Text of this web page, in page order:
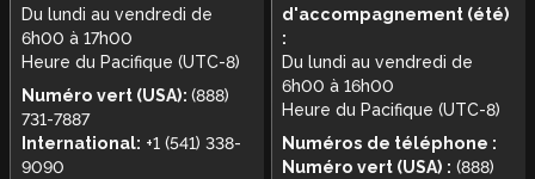
Du lundi au vendredi de
6h00 à 17h00
Heure du Pacifique (UTC-8)
Numéro vert (USA): (888)
731-7887
International: +1 (541) 338-
9090
d'accompagnement (été)
:
Du lundi au vendredi de
6h00 à 16h00
Heure du Pacifique (UTC-8)
Numéros de téléphone :
Numéro vert (USA) : (888)